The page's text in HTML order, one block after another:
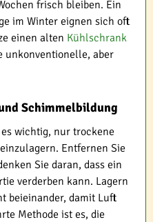
frisch bleiben. Ein
im Winter eignen sich oft
einen alten Kühlschrank
unkonventionelle, aber
Schimmelbildung
wichtig, nur trockene
Entfernen Sie
Sie daran, dass ein
verderben kann. Lagern
beieinander, damit Luft
Methode ist es, die